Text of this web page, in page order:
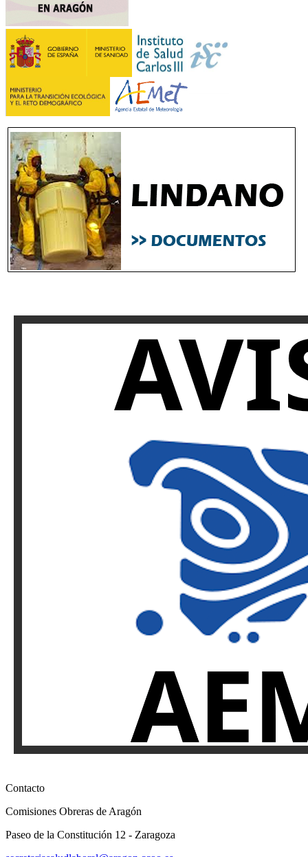
Contacto
Comisiones Obreras de Aragón
Paseo de la Constitución 12 - Zaragoza